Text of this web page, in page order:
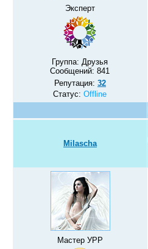
Эксперт
Группа: Друзья
Сообщений:841
Репутация: 32
Статус:Offline
Milascha
Мастер УРР